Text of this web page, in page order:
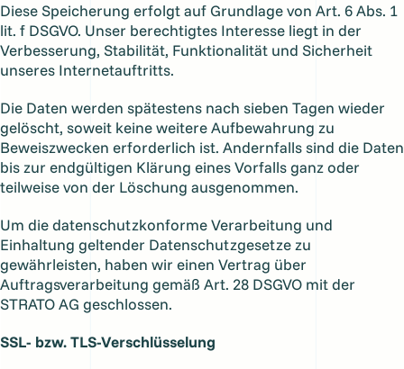
Diese Speicherung erfolgt auf Grundlage von Art. 6 Abs. 1
lit. f DSGVO. Unser berechtigtes Interesse liegt in der
Verbesserung, Stabilität, Funktionalität und Sicherheit
unseres Internetauftritts.
Die Daten werden spätestens nach sieben Tagen wieder
gelöscht, soweit keine weitere Aufbewahrung zu
Beweiszwecken erforderlich ist. Andernfalls sind die Daten
bis zur endgültigen Klärung eines Vorfalls ganz oder
teilweise von der Löschung ausgenommen.
Um die datenschutzkonforme Verarbeitung und
Einhaltung geltender Datenschutzgesetze zu
gewährleisten, haben wir einen Vertrag über
Auftragsverarbeitung gemäß Art. 28 DSGVO mit der
STRATO AG geschlossen.
SSL- bzw. TLS-Verschlüsselung